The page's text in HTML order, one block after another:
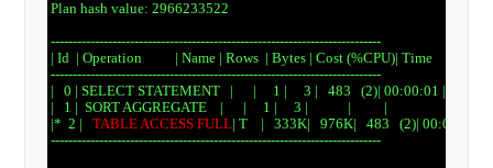
Plan hash value: 2966233522
---------------------------------------------------------------------------
| Id  | Operation          | Name | Rows  | Bytes | Cost (%CPU)| Time     |
---------------------------------------------------------------------------
|   0 | SELECT STATEMENT   |      |     1 |     3 |   483   (2)| 00:00:01 |
|   1 |  SORT AGGREGATE    |      |     1 |     3 |            |          |
|*  2 | TABLE ACCESS FULL| T    |   333K|   976K|   483   (2)| 00:00:01 |
---------------------------------------------------------------------------